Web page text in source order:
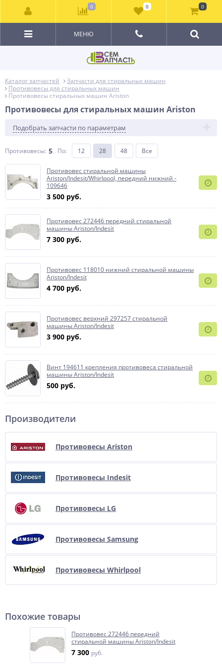
МЕНЮ
Каталог запчастей
Запчасти для стиральных машин
Противовесы для стиральных машин
Противовесы стиральных машин Ariston
Противовесы для стиральных машин Ariston
Подобрать запчасти по параметрам
Противовесы: 5 По: 12 28 48 Все
Противовеc стиральной машины
Ariston/Indesit/Whirlpool, передний нижний -
109646
3 500 руб.
Противовес 272446 передний стиральной
машины Ariston/Indesit
7 300 руб.
Противовес 118010 нижний стиральной машины
Ariston/Indesit
4 700 руб.
Противовес верхний 297257 стиральной
машины Ariston/Indesit
3 900 руб.
Винт 194611 крепления противовеса стиральной
машины Ariston/Indesit
500 руб.
Производители
Противовесы Ariston
Противовесы Indesit
Противовесы LG
Противовесы Samsung
Противовесы Whirlpool
Похожие товары
Противовес 272446 передний
стиральной машины Ariston/Indesit
7 300 руб.
0 0 0